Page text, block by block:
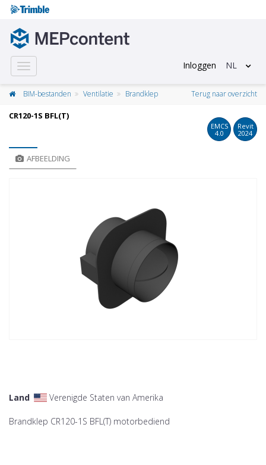
Toggle
navigation
Inloggen NL
BIM-bestanden Ventilatie Brandklep Terug naar overzicht
CR120-1S BFL(T)
EMCS
4.0
Revit
2024
AFBEELDING
Land Verenigde Staten van Amerika
Brandklep CR120-1S BFL(T) motorbediend